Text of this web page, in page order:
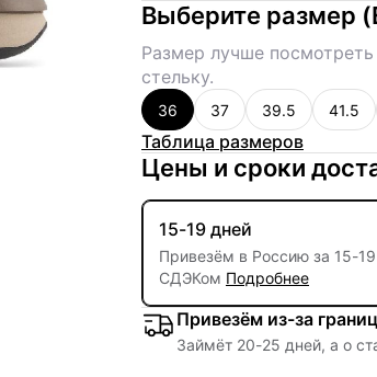
Выберите размер (
Размер лучше
стельку.
36 37 39.5 41.5
Таблица размеров
Цены и сроки
15-19 дней
Привезём в Россию за 15-
СДЭКом Подробнее
Привезём из-за
Займёт 20-25 дней, а о